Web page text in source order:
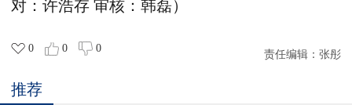
对：许浩存 审核：韩磊）
0 0 0
责任编辑： 张彤
推荐